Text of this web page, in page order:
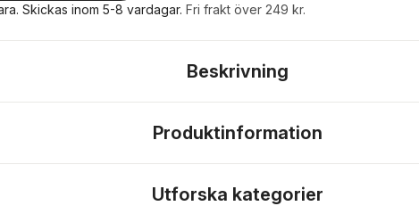
Skickas inom 5-8 vardagar. Fri frakt över 249 kr.
Beskrivning
Produktinformation
Utforska kategorier